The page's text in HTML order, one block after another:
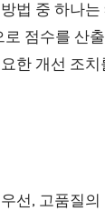
법 중 하나는
점수를 산
한 개선 조
선, 고품질